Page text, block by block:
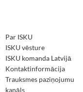
Par ISKU
ISKU vēsture
ISKU komanda Latvijā
Kontaktinformācija
Trauksmes paziņojumu
kanāls